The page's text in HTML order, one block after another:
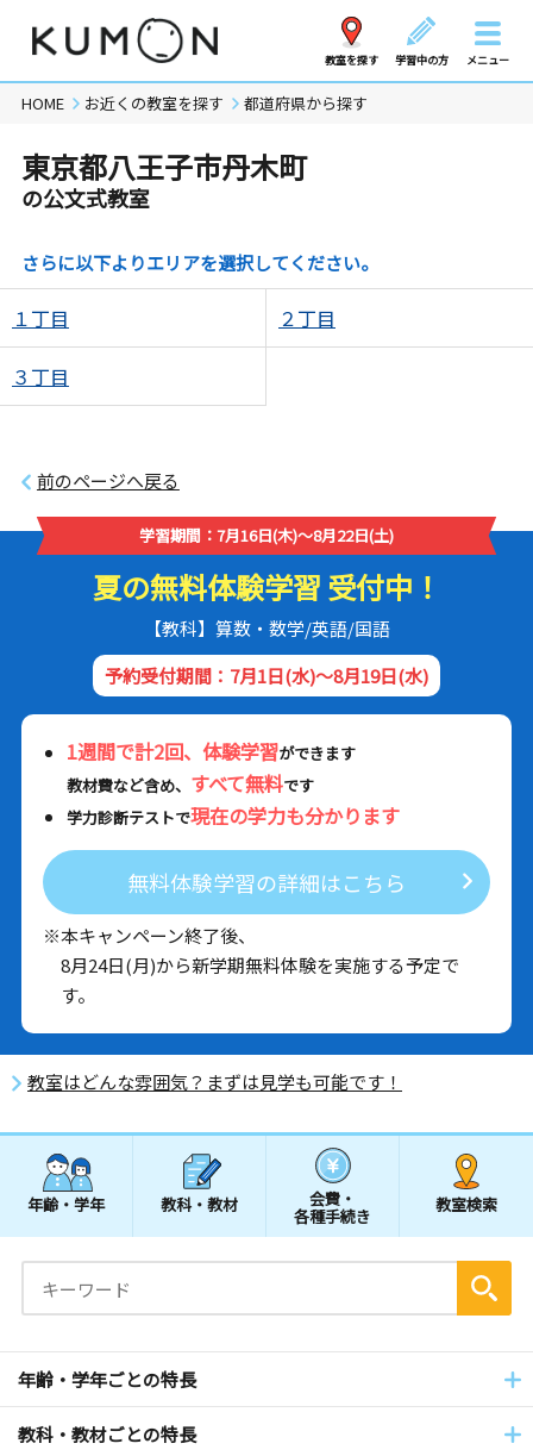
教室を探す 学習中の方 メニュー
HOME お近くの教室を探す 都道府県から探す
東京都八王子市丹木町
の公文式教室
さらに以下よりエリアを選択してください。
１丁目 ２丁目
３丁目
前のページへ戻る
学習期間：7月16日(木)～8月22日(土)
夏の無料体験学習 受付中！
【教科】算数・数学/英語/国語
予約受付期間：7月1日(水)～8月19日(水)
1週間で計2回、体験学習ができます
教材費など含め、 すべて無料です
学力診断テストで現在の学力も分かります
無料体験学習の詳細はこちら
※本キャンペーン終了後、
8月24日(月)から新学期無料体験を実施する予定で
す。
教室はどんな雰囲気？まずは見学も可能です！
年齢・学年 教科・教材 会費・
各種手続き
教室検索
年齢・学年ごとの特長
教科・教材ごとの特長